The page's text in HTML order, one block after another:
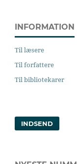
INFORMATION
Til læsere
Til forfattere
Til bibliotekarer
INDSEND